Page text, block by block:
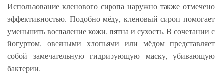
Использование кленового сиропа наружно также отмечено
эффективностью. Подобно мёду, кленовый сироп помогает
уменьшить воспаление кожи, пятна и сухость. В сочетании с
йогуртом, овсяными хлопьями или мёдом представляет
собой замечательную гидрирующую маску, убивающую
бактерии.